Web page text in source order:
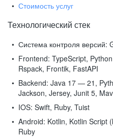
Стоимость услуг
Технологический стек
Система контроля версий:
Frontend: TypeScript,
Rspack, Frontik, FastAPI
Backend: Java 17 — 21,
Jackson, Jersey, Junit 5,
IOS: Swift, Ruby, Tuist
Android: Kotlin, Kotlin Script
Ruby